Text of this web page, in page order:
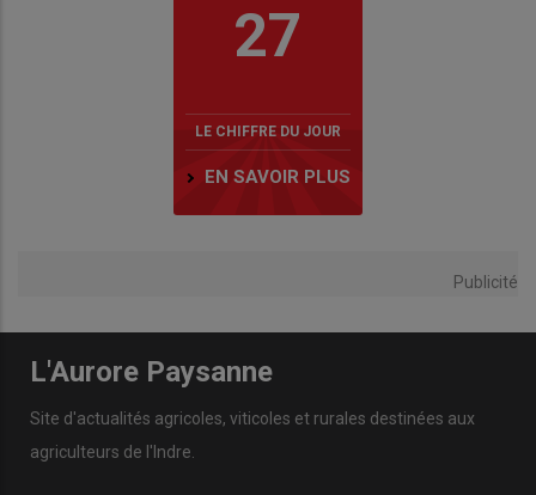
27
LE CHIFFRE DU JOUR
EN SAVOIR PLUS
Publicité
L'Aurore Paysanne
Site d'actualités agricoles, viticoles et rurales destinées aux
agriculteurs de l'Indre.